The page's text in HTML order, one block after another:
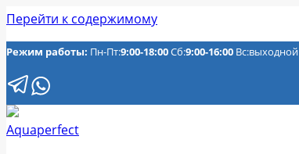
Перейти к содержимому
Режим работы: Пн-Пт:9:00-18:00Сб:9:00-16:00 Вс:выходной